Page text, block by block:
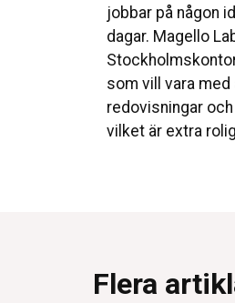
jobbar på någon
dagar. Magello
som vill vara
redovisningar
vilket är extra
Flera